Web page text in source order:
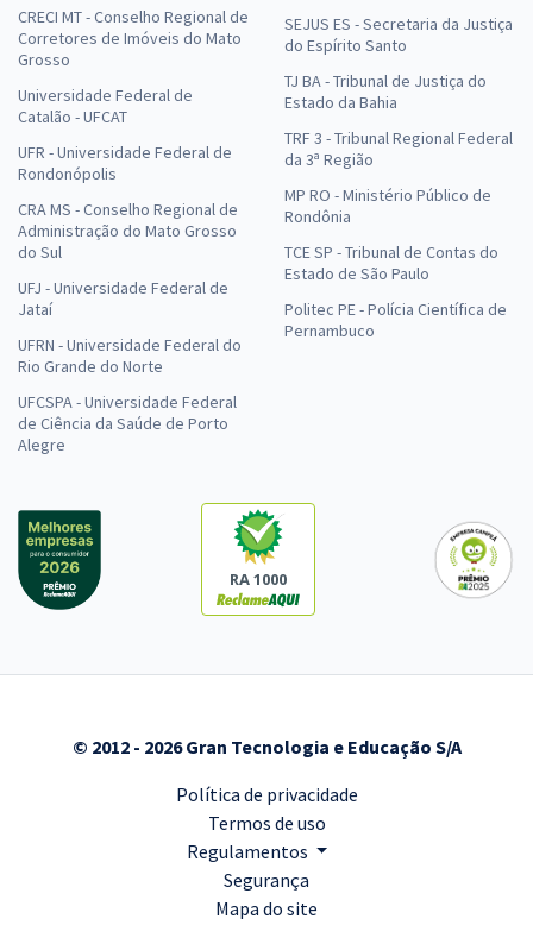
CRECI MT - Conselho Regional de
Corretores de Imóveis do Mato
Grosso
Universidade Federal de
Catalão - UFCAT
UFR - Universidade Federal de
Rondonópolis
CRA MS - Conselho Regional de
Administração do Mato Grosso
do Sul
UFJ - Universidade Federal de
Jataí
UFRN - Universidade Federal do
Rio Grande do Norte
UFCSPA - Universidade Federal
de Ciência da Saúde de Porto
Alegre
SEJUS ES - Secretaria da Justiça
do Espírito Santo
TJ BA - Tribunal de Justiça do
Estado da Bahia
TRF 3 - Tribunal Regional Federal
da 3ª Região
MP RO - Ministério Público de
Rondônia
TCE SP - Tribunal de Contas do
Estado de São Paulo
Politec PE - Polícia Científica de
Pernambuco
RA 1000
© 2012 - 2026 Gran Tecnologia e Educação S/A
Política de privacidade
Termos de uso
Regulamentos
Segurança
Mapa do site